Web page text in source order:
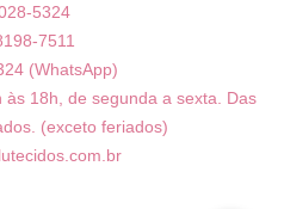
5324
7511
(WhatsApp)
18h, de segunda a sexta. Das
(exceto feriados)